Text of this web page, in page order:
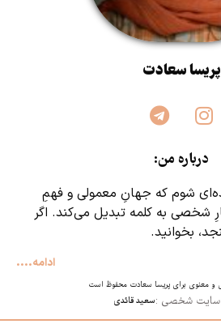
پریسا سعادت
درباره من:
شوم که جهانِ معمولی و فهمِ
شخصی به کلمه تبدیل می‌کند. اگر
بخوانید.
ادامه....
و معنوی برای پریسا سعادت محفوظ است
سایت شخصی :سعید قائدی